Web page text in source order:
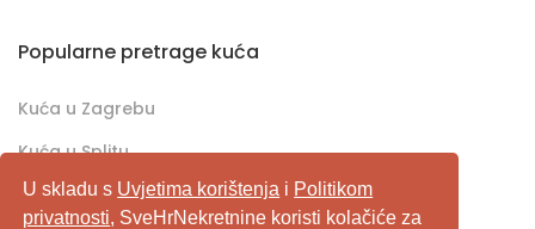
U skladu s Uvjetima korištenja i Politikom
privatnosti, SveHrNekretnine koristi kolačiće za
Popularne pretrage kuća
Kuća u Zagrebu
Kuća u Splitu
Kuća u Rijeci